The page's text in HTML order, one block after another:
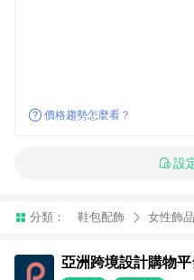
價格趨勢怎麼看？
設
分類： 鞋包配飾 女性飾
亞洲跨境設計購物